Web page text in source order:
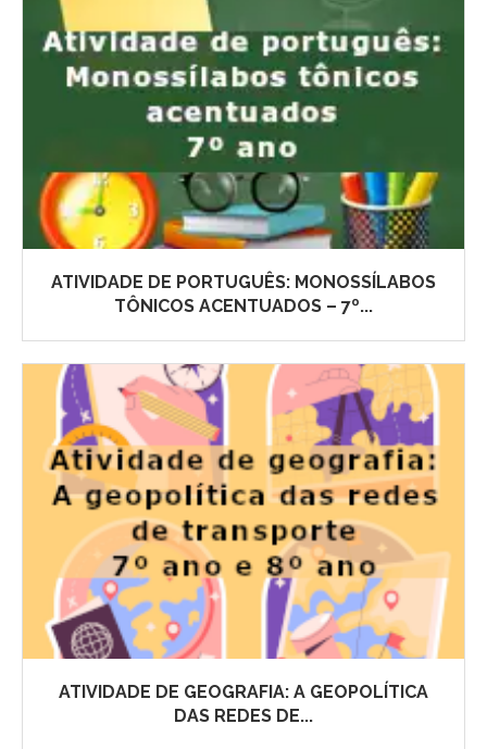
ATIVIDADE DE PORTUGUÊS: MONOSSÍLABOS
TÔNICOS ACENTUADOS – 7º...
ATIVIDADE DE GEOGRAFIA: A GEOPOLÍTICA
DAS REDES DE...